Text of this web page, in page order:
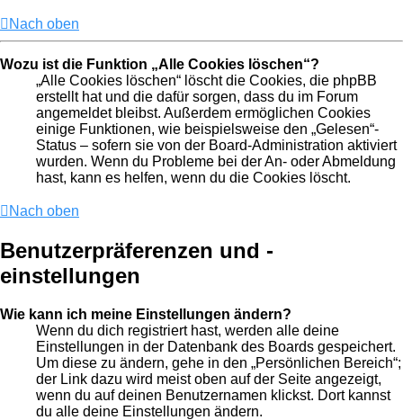
Nach oben
Wozu ist die Funktion „Alle Cookies löschen“?
„Alle Cookies löschen“ löscht die Cookies, die phpBB
erstellt hat und die dafür sorgen, dass du im Forum
angemeldet bleibst. Außerdem ermöglichen Cookies
einige Funktionen, wie beispielsweise den „Gelesen“-
Status – sofern sie von der Board-Administration aktiviert
wurden. Wenn du Probleme bei der An- oder Abmeldung
hast, kann es helfen, wenn du die Cookies löscht.
Nach oben
Benutzerpräferenzen und -
einstellungen
Wie kann ich meine Einstellungen ändern?
Wenn du dich registriert hast, werden alle deine
Einstellungen in der Datenbank des Boards gespeichert.
Um diese zu ändern, gehe in den „Persönlichen Bereich“;
der Link dazu wird meist oben auf der Seite angezeigt,
wenn du auf deinen Benutzernamen klickst. Dort kannst
du alle deine Einstellungen ändern.